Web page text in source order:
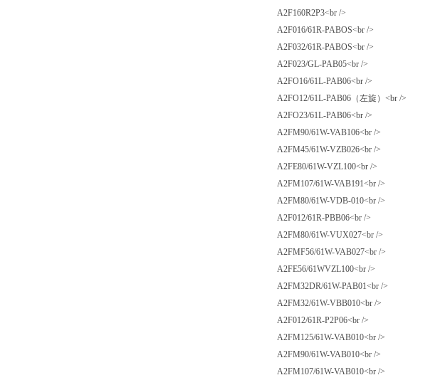
A2F160R2P3<br />
A2F016/61R-PABOS<br />
A2F032/61R-PABOS<br />
A2F023/GL-PAB05<br />
A2FO16/61L-PAB06<br />
A2FO12/61L-PAB06（左旋）<br />
A2FO23/61L-PAB06<br />
A2FM90/61W-VAB106<br />
A2FM45/61W-VZB026<br />
A2FE80/61W-VZL100<br />
A2FM107/61W-VAB191<br />
A2FM80/61W-VDB-010<br />
A2F012/61R-PBB06<br />
A2FM80/61W-VUX027<br />
A2FMF56/61W-VAB027<br />
A2FE56/61WVZL100<br />
A2FM32DR/61W-PAB01<br />
A2FM32/61W-VBB010<br />
A2F012/61R-P2P06<br />
A2FM125/61W-VAB010<br />
A2FM90/61W-VAB010<br />
A2FM107/61W-VAB010<br />